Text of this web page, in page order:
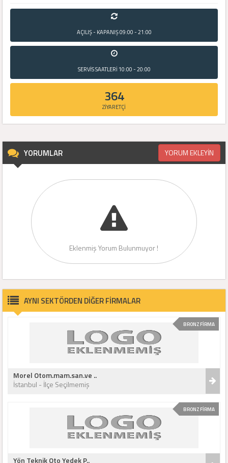
AÇILIŞ - KAPANIŞ09:00 - 21:00
SERVİS SAATLERİ 10:00 - 20:00
364
ZİYARETÇİ
YORUMLAR YORUM EKLEYİN
Eklenmiş Yorum Bulunmuyor !
AYNI SEKTÖRDEN DİĞER FİRMALAR
BRONZ FİRMA
Morel Otom.mam.san.ve ..
İstanbul - İlçe Seçilmemiş
BRONZ FİRMA
Yön Teknik Oto Yedek P..